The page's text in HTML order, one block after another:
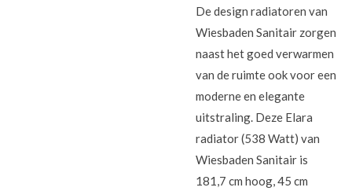
De design radiatoren van
Wiesbaden Sanitair zorgen
naast het goed verwarmen
van de ruimte ook voor een
moderne en elegante
uitstraling. Deze Elara
radiator (538 Watt) van
Wiesbaden Sanitair is
181,7 cm hoog, 45 cm